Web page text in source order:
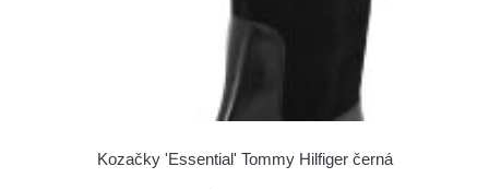
Kozačky 'Essential' Tommy Hilfiger černá